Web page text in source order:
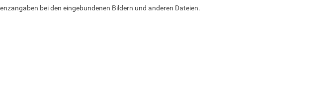
bei den eingebundenen Bildern und anderen Dateien.